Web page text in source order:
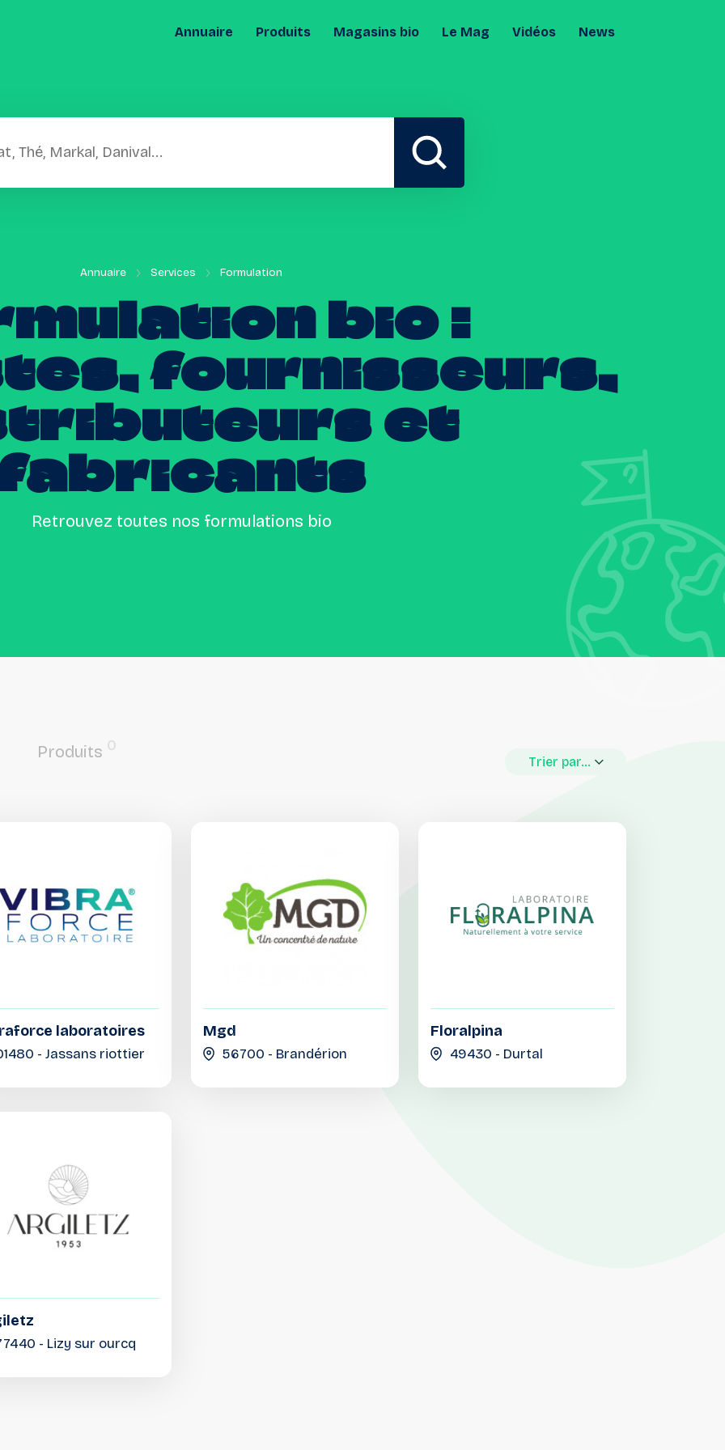
Annuaire Produits Magasins bio Le Mag Vidéos News
Annuaire Services Formulation
bio:
fournisseurs,
et
Retrouvez toutes nos formulations bio
Produits 0
Trier par...
laboratoires
- Jassans riottier
Mgd
56700 - Brandérion
Floralpina
49430 - Durtal
- Lizy sur ourcq